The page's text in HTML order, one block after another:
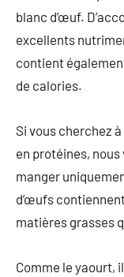
blanc d’œuf.
excellents
contient
de calories.
Si vous cherchez
en protéines,
manger
d’œufs
matières grasses
Comme le yaourt,